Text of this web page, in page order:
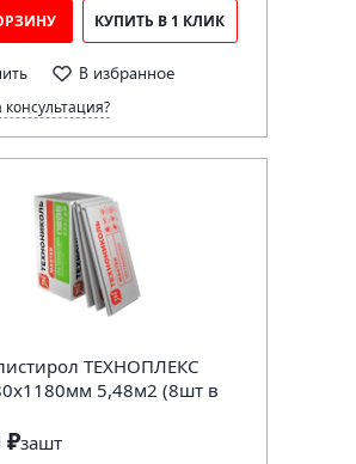
КУПИТЬ В 1 КЛИК
В избранное
ТЕХНОПЛЕКС
5,48м2 (8шт в
₽зашт